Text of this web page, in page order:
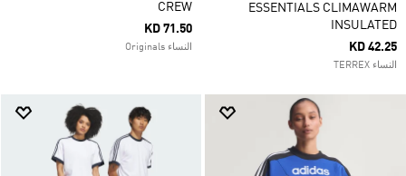
ESSENTIALS CLIMAWARM
INSULATED
KD 42.25
النساء TERREX
CREW
KD 71.50
النساء Originals